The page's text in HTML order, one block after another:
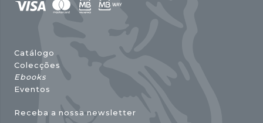
Catálogo
Colecções
Ebooks
Eventos
Receba a nossa newsletter